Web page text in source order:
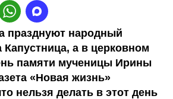
празднуют народный
Капустница, а в церковном
памяти мученицы Ирины
«Новая жизнь»
нельзя делать в этот день